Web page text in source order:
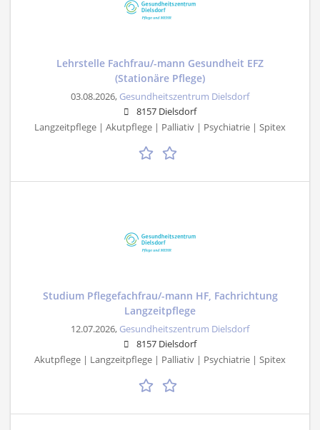
Lehrstelle Fachfrau/-mann Gesundheit EFZ
(Stationäre Pflege)
03.08.2026, Gesundheitszentrum Dielsdorf
8157 Dielsdorf
Langzeitpflege | Akutpflege | Palliativ | Psychiatrie | Spitex
Studium Pflegefachfrau/-mann HF, Fachrichtung
Langzeitpflege
12.07.2026, Gesundheitszentrum Dielsdorf
8157 Dielsdorf
Akutpflege | Langzeitpflege | Palliativ | Psychiatrie | Spitex